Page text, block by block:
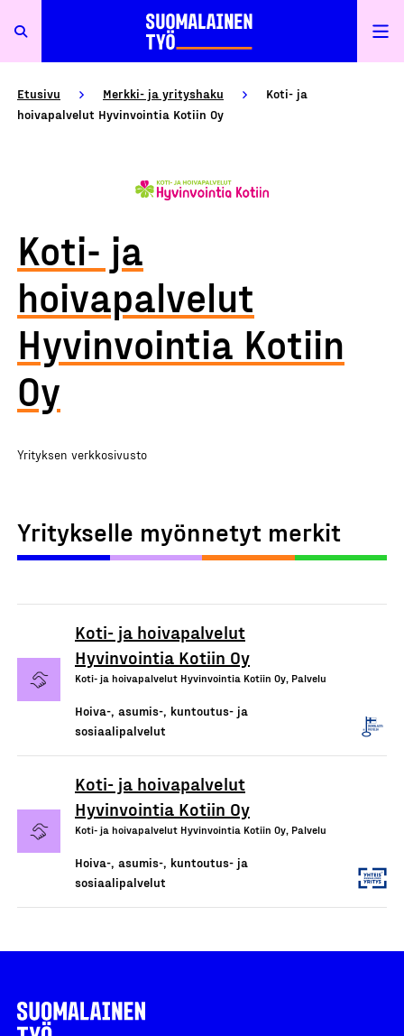
Etusivu Merkki- ja yrityshaku
Koti- ja
hoivapalvelut Hyvinvointia Kotiin Oy
Koti- ja
hoivapalvelut
Hyvinvointia Kotiin
Oy
Yrityksen verkkosivusto
Yritykselle myönnetyt merkit
Koti- ja hoivapalvelut
Hyvinvointia Kotiin Oy
Koti- ja hoivapalvelut Hyvinvointia Kotiin Oy, Palvelu
Hoiva-, asumis-, kuntoutus- ja
sosiaalipalvelut
Koti- ja hoivapalvelut
Hyvinvointia Kotiin Oy
Koti- ja hoivapalvelut Hyvinvointia Kotiin Oy, Palvelu
Hoiva-, asumis-, kuntoutus- ja
sosiaalipalvelut